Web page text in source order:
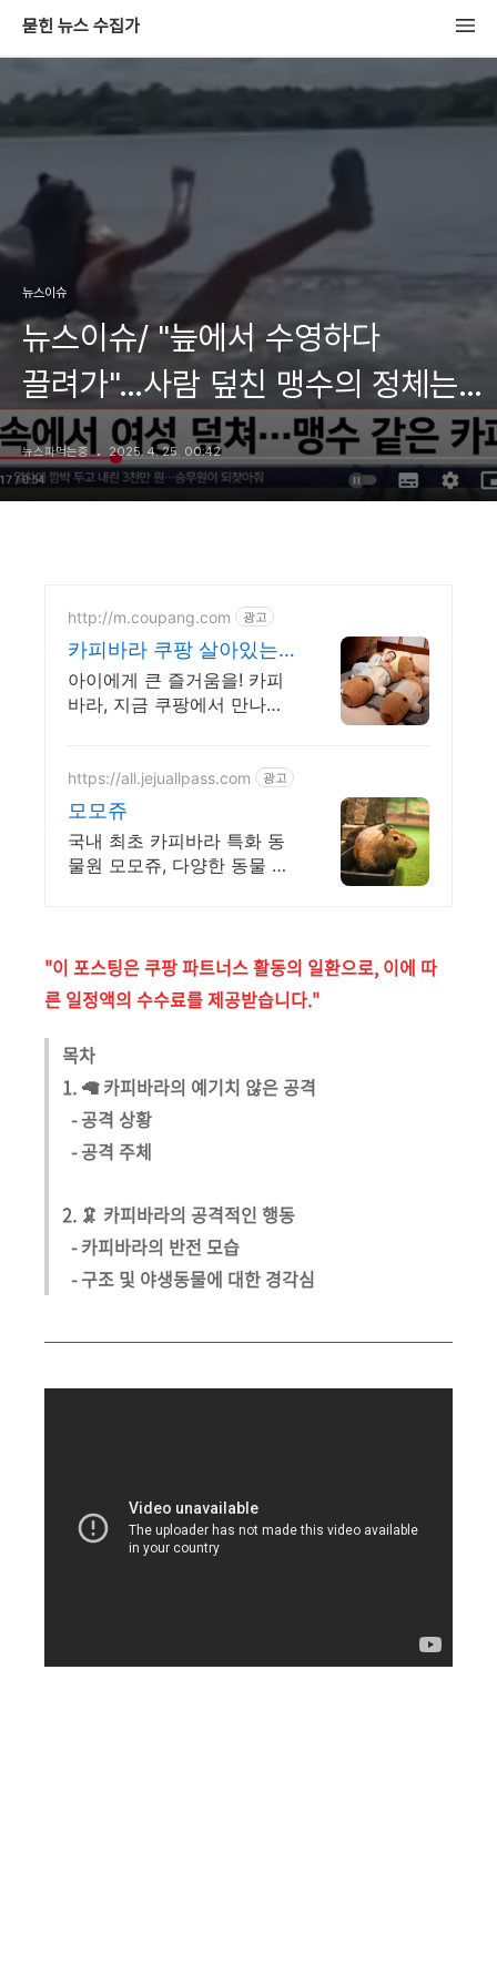
묻힌 뉴스 수집가
뉴스이슈
뉴스이슈/ "늪에서 수영하다
끌려가"…사람 덮친 맹수의 정체는?/
SBS
뉴스파먹는중 2025. 4. 25. 00:42
http://m.coupang.com 광고
카피바라 쿠팡 살아있는
듯 생생한 디테일
아이에게 큰 즐거움을! 카피
바라, 지금 쿠팡에서 만나보
마음을 사로잡으세요!
https://all.jejuallpass.com 광고
모모쥬
국내 최초 카피바라 특화 동
물원 모모쥬, 다양한 동물 친
"이 포스팅은 쿠팡 파트너스 활동의 일환으로, 이에 따
른 일정액의 수수료를 제공받습니다."
목차
1. 🦙 카피바라의 예기치 않은 공격
- 공격 상황
- 공격 주체
2. 🦑 카피바라의 공격적인 행동
- 카피바라의 반전 모습
- 구조 및 야생동물에 대한 경각심